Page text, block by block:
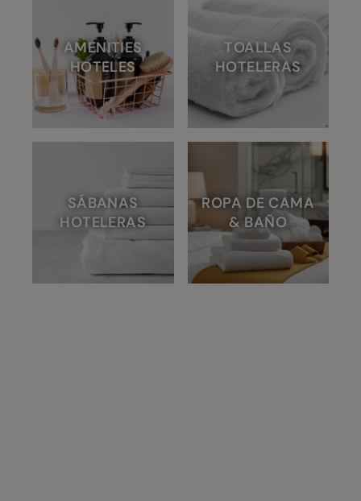
AMENITIES
HOTELES
TOALLAS
HOTELERAS
SÁBANAS
HOTELERAS
ROPA DE CAMA
& BAÑO